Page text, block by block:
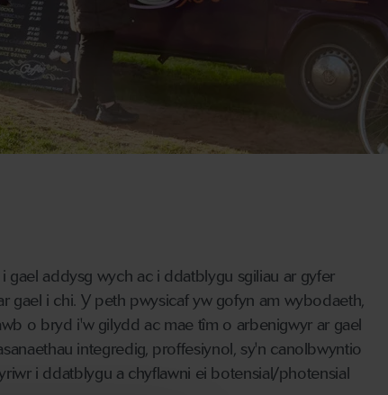
addysg wych ac i ddatblygu sgiliau ar gyfer
gael i chi. Y peth pwysicaf yw gofyn am wybodaeth,
o bryd i'w gilydd ac mae tîm o arbenigwyr ar gael
integredig, proffesiynol, sy'n canolbwyntio
i ddatblygu a chyflawni ei botensial/photensial